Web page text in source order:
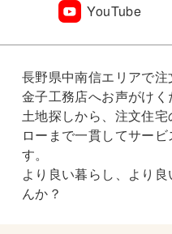
YouTube
長野県中南信エリアで
金子工務店へお声がけく
土地探しから、注文住
ローまで一貫してサー
す。
より良い暮らし、より
んか？